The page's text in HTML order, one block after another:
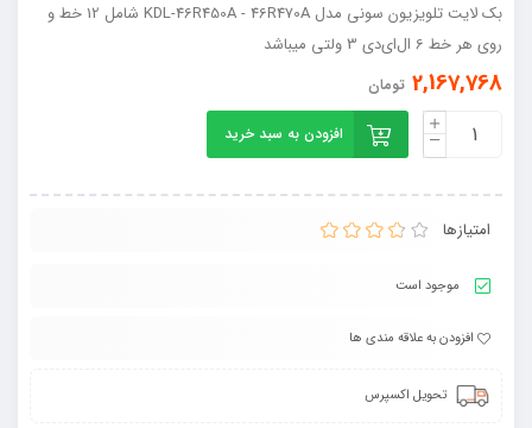
بک لایت تلویزیون سونی مدل KDL-46R450A - 46R470A شامل 12 خط و
روی هر خط 6 ال‌ای‌دی 3 ولتی میباشد
2,167,768 تومان
افزودن به سبد خرید
امتیازها
موجود است
افزودن به علاقه مندی ها
تحویل اکسپرس